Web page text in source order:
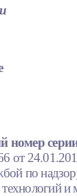
номер
по
и